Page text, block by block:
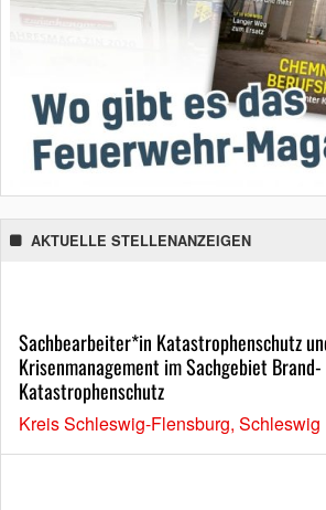
AKTUELLE STELLENANZEIGEN
Sachbearbeiter*in Katastrophenschutz
Krisenmanagement im Sachgebiet Brand-
Katastrophenschutz
Kreis Schleswig-Flensburg, Schleswig